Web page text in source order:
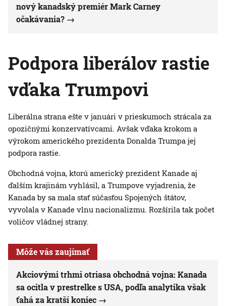
nový kanadský premiér Mark Carney
očakávania?
Podpora liberálov rastie
vďaka Trumpovi
Liberálna strana ešte v januári v prieskumoch strácala za
opozičnými konzervatívcami. Avšak vďaka krokom a
výrokom amerického prezidenta Donalda Trumpa jej
podpora rastie.
Obchodná vojna, ktorú americký prezident Kanade aj
ďalším krajinám vyhlásil, a Trumpove vyjadrenia, že
Kanada by sa mala stať súčasťou Spojených štátov,
vyvolala v Kanade vlnu nacionalizmu. Rozšírila tak počet
voličov vládnej strany.
Môže vás zaujímať
Akciovými trhmi otriasa obchodná vojna: Kanada
sa ocitla v prestrelke s USA, podľa analytika však
ťahá za kratší koniec